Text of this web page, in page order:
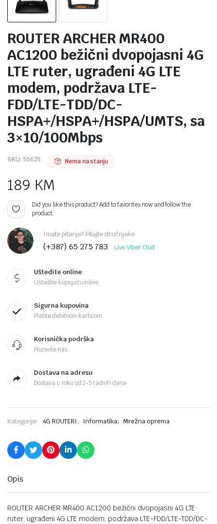
ROUTER ARCHER MR400
AC1200 bežični dvopojasni 4G
LTE ruter, ugrađeni 4G LTE
modem, podržava LTE-
FDD/LTE-TDD/DC-
HSPA+/HSPA+/HSPA/UMTS, sa
3×10/100Mbps
SKU: 55625 Nema na stanju
189 KM
Did you like this product? Add to favorites now and follow the
product.
Imate pitanje? Pitajte stručnjake
(+387) 65 275 783 Live Viber Chat
Uštedite online
Uštedite kupujući online
Sigurna kupovina
Platite debitnom karticom
Korisnička podrška
Pozovite nas
Dostava na adresu
Dostava u roku od 2-5 radnih dana
Kategorije: 4G ROUTERI , Informatika, Mrežna oprema
Opis
ROUTER ARCHER MR400 AC1200 bežični dvopojasni 4G LTE
ruter, ugrađeni 4G LTE modem, podržava LTE-FDD/LTE-TDD/DC-